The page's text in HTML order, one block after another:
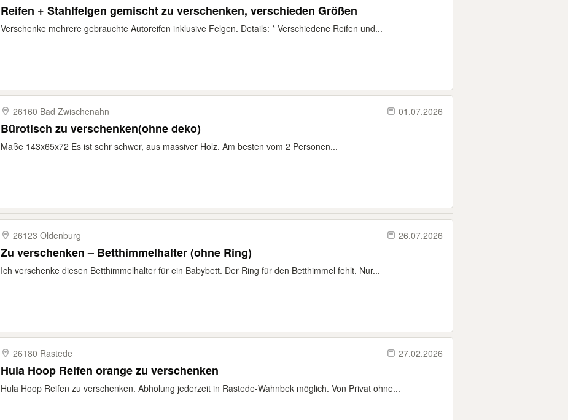
Reifen + Stahlfelgen gemischt zu verschenken, verschieden Größen
Verschenke mehrere gebrauchte Autoreifen inklusive Felgen. Details: * Verschiedene Reifen und...
26160 Bad Zwischenahn 01.07.2026
Bürotisch zu verschenken(ohne deko)
Maße 143x65x72 Es ist sehr schwer, aus massiver Holz. Am besten vom 2 Personen...
26123 Oldenburg 26.07.2026
Zu verschenken – Betthimmelhalter (ohne Ring)
Ich verschenke diesen Betthimmelhalter für ein Babybett. Der Ring für den Betthimmel fehlt. Nur...
26180 Rastede 27.02.2026
Hula Hoop Reifen orange zu verschenken
Hula Hoop Reifen zu verschenken. Abholung jederzeit in Rastede-Wahnbek möglich. Von Privat ohne...